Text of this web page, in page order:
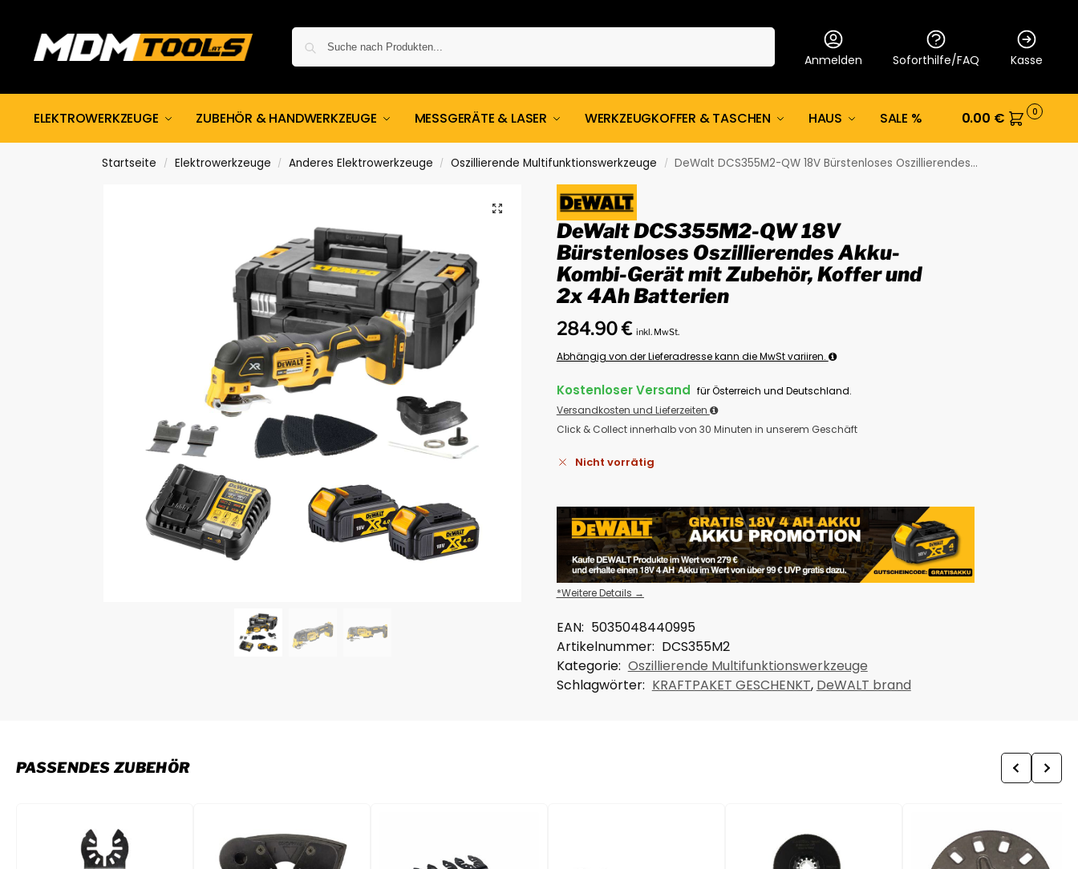
Anmelden Soforthilfe/FAQ Kasse
ELEKTROWERKZEUGE ZUBEHÖR & HANDWERKZEUGE MESSGERÄTE & LASER WERKZEUGKOFFER & TASCHEN HAUS SALE % 0.00 € 0
Startseite / Elektrowerkzeuge / Anderes Elektrowerkzeuge / Oszillierende Multifunktionswerkzeuge / DeWalt DCS355M2-QW 18V Bürstenloses Oszillierendes Akku-Kombi-Gerät mit Zubehör, Koffer und 2x 4Ah Batterien
DeWalt DCS355M2-QW 18V
Bürstenloses Oszillierendes Akku-
Kombi-Gerät mit Zubehör, Koffer und
2x 4Ah Batterien
284.90€ inkl. MwSt.
Abhängig von der Lieferadresse kann die MwSt variiren.
Kostenloser Versand für Österreich und Deutschland.
Versandkosten und Lieferzeiten
Click & Collect innerhalb von 30 Minuten in unserem Geschäft
Nicht vorrätig
*Weitere Details →
EAN: 5035048440995
Artikelnummer: DCS355M2
Kategorie: Oszillierende Multifunktionswerkzeuge
Schlagwörter: KRAFTPAKET GESCHENKT, DeWALT brand
PASSENDES ZUBEHÖR